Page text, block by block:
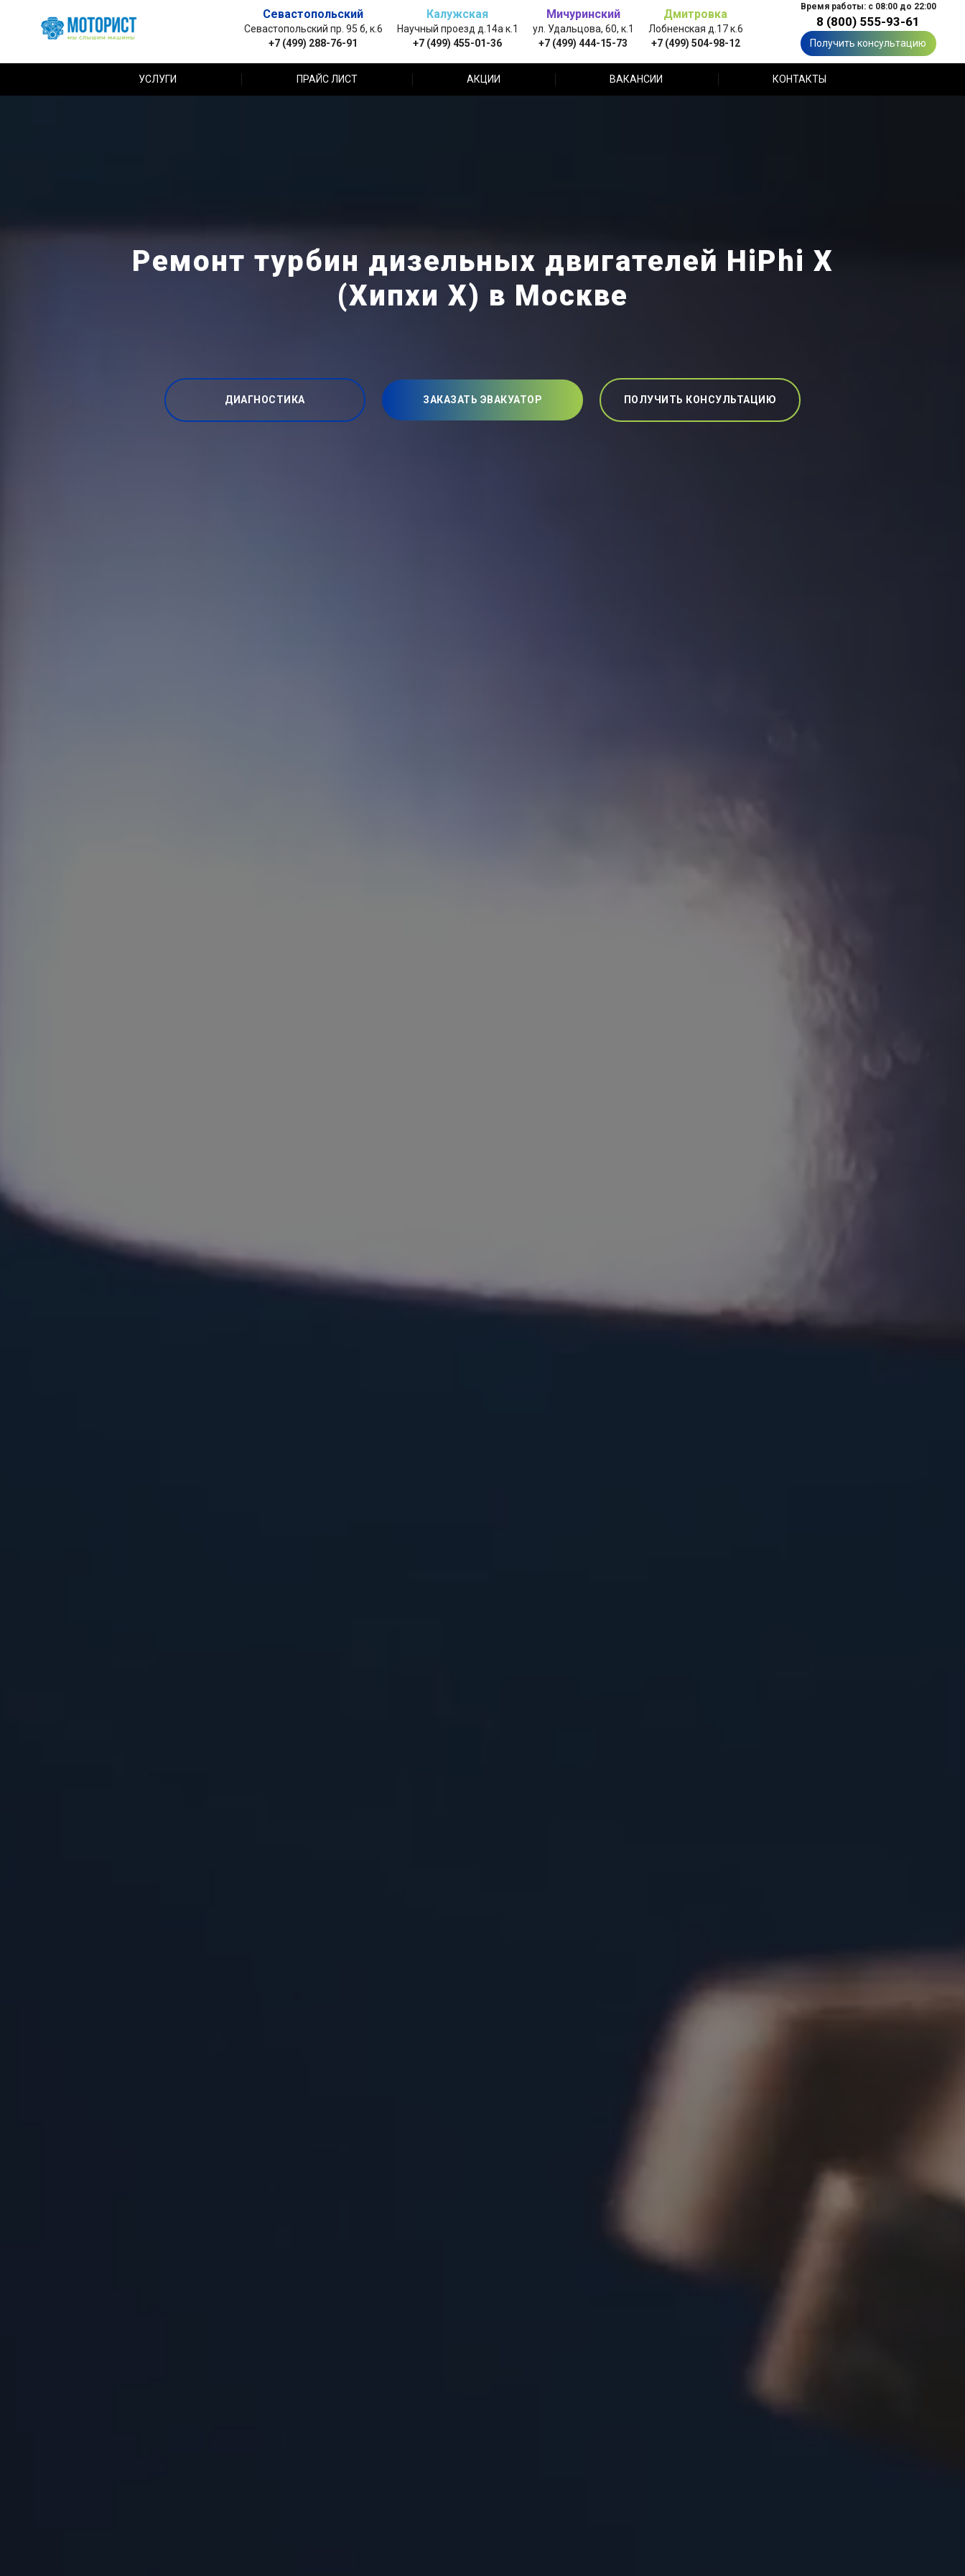
Севастопольский
Севастопольский пр. 95 б, к.6
+7 (499) 288-76-91
Калужская
Научный проезд д.14а к.1
+7 (499) 455-01-36
Мичуринский
ул. Удальцова, 60, к.1
+7 (499) 444-15-73
Дмитровка
Лобненская д.17 к.6
+7 (499) 504-98-12
Время работы: с 08:00 до 22:00
8 (800) 555-93-61
Получить консультацию
УСЛУГИ ПРАЙС ЛИСТ АКЦИИ ВАКАНСИИ КОНТАКТЫ
Ремонт турбин дизельных двигателей HiPhi X
(Хипхи X) в Москве
ДИАГНОСТИКА ЗАКАЗАТЬ ЭВАКУАТОР ПОЛУЧИТЬ КОНСУЛЬТАЦИЮ